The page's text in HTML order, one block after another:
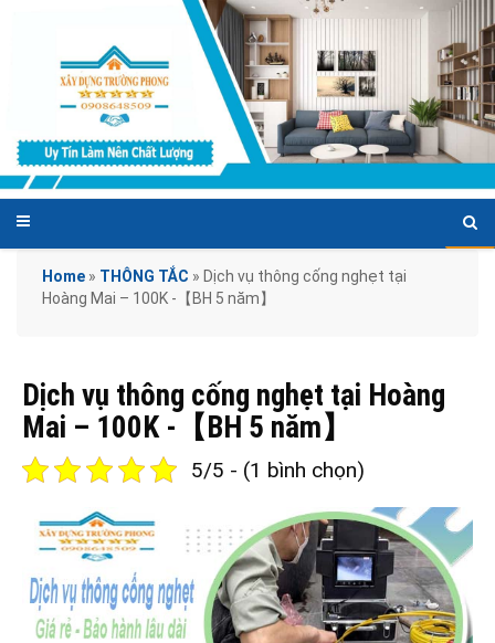
Home » THÔNG TẮC » Dịch vụ thông cống nghẹt tại
Hoàng Mai – 100K -【BH 5 năm】
Dịch vụ thông cống nghẹt tại Hoàng
Mai – 100K -【BH 5 năm】
5/5 - (1 bình chọn)